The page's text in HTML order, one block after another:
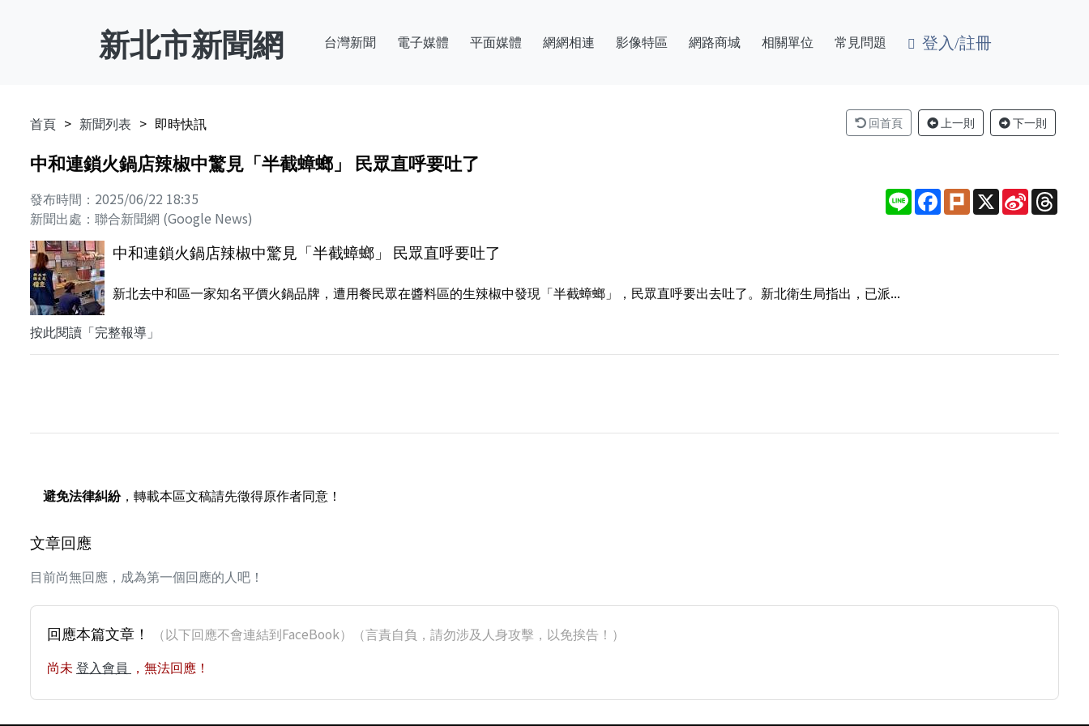
新北市新聞網 台灣新聞 電子媒體 平面媒體 網網相連 影像特區 網路商城 相關單位 常見問題 登入/註冊
首頁 新聞列表 即時快訊 回首頁 上一則 下一則
中和連鎖火鍋店辣椒中驚見「半截蟑螂」 民眾直呼要吐了
發布時間：2025/06/22 18:35
新聞出處：聯合新聞網 (Google News)
Line Facebook
PlurkX Sina
Weibo
中和連鎖火鍋店辣椒中驚見「半截蟑螂」 民眾直呼要吐了
新北去中和區一家知名平價火鍋品牌，遭用餐民眾在醬料區的生辣椒中發現「半截蟑螂」，民眾直呼要出去吐了。新北衛生局指出，已派...
按此閱讀「完整報導」
避免法律糾紛，轉載本區文稿請先徵得原作者同意！
文章回應
目前尚無回應，成為第一個回應的人吧！
回應本篇文章！ （以下回應不會連結到FaceBook）（言責自負，請勿涉及人身攻擊，以免挨告！）
尚未 登入會員 ，無法回應！